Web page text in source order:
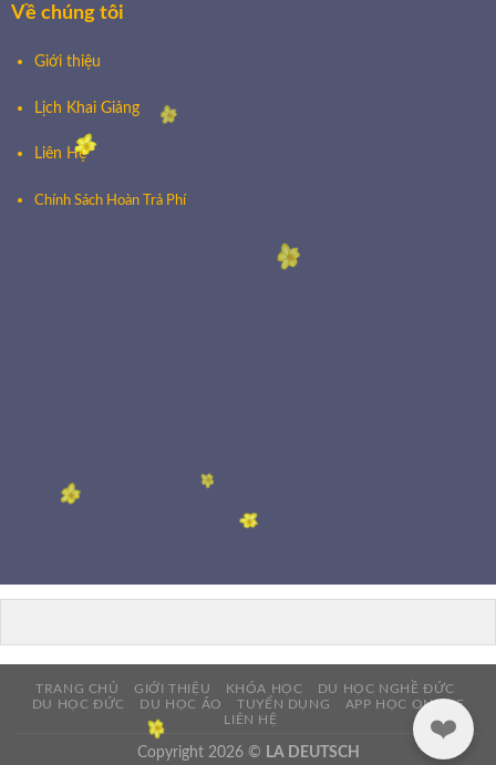
Về chúng tôi
Giới thiệu
Lịch Khai Giảng
Liên Hệ
Chính Sách Hoàn Trả Phí
TRANG CHỦ GIỚI THIỆU KHÓA HỌC
DU HỌC NGHỀ ĐỨC
DU HỌC ĐỨC
DU HỌC ÁO TUYỂN DỤNG
APP HỌC ONLINE
LIÊN HỆ
Copyright 2026 © LA DEUTSCH
❤️